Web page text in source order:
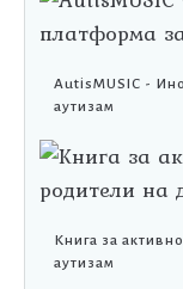
AutisMUSIC -
аутизам
Книга за
аутизам